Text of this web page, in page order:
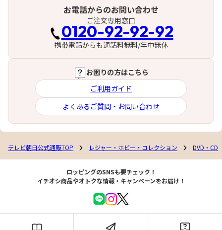
お電話からのお問い合わせ
ご注文専用窓口
0120-92-92-92
携帯電話からも通話料無料/年中無休
お困りの方はこちら
ご利用ガイド
よくあるご質問・お問い合わせ
テレビ朝日公式通販TOP レジャー・ホビー・コレクション DVD・CD
ロッピングのSNSも要チェック！
イチオシ商品やオトクな情報・キャンペーンをお届け！